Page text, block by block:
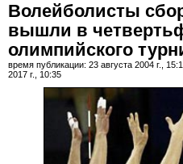
Волейболисты
вышли в
олимпийского
время публикации: 23 августа 2004 г.,
2017 г., 10:35